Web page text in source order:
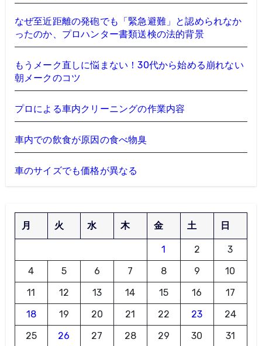
なぜ至近距離の発砲でも「緊急避難」と認められなか
ったのか、プロハンター書類送検の法的背景
もうメーク直しに悩まない！30代から始める崩れない
朝メークのコツ
プロによる車内クリーニングの作業内容
車内での飲食が原因の食べ物臭
車のサイズでも価格が異なる
月 火 水 木 金 土 日
1 2
3
4
5 6 7 8 9
10
11
12 13 14 15 16
17
18
19 20 21 22 23
24
25
26 27 28 29 30 31